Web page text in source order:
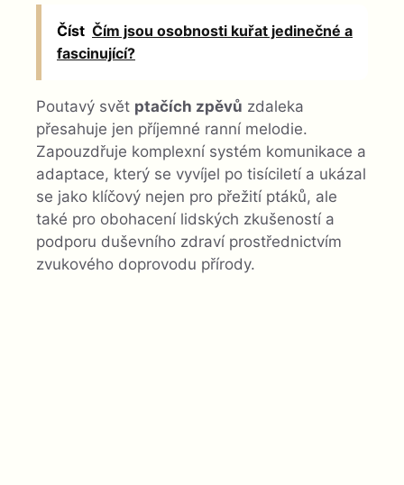
Číst Čím jsou osobnosti kuřat jedinečné a
fascinující?
Poutavý svět ptačích zpěvů zdaleka
přesahuje jen příjemné ranní melodie.
Zapouzdřuje komplexní systém komunikace a
adaptace, který se vyvíjel po tisíciletí a ukázal
se jako klíčový nejen pro přežití ptáků, ale
také pro obohacení lidských zkušeností a
podporu duševního zdraví prostřednictvím
zvukového doprovodu přírody.